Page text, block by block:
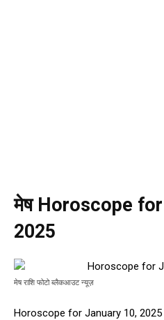
मेष Horoscope
2025
मेष राशि फोटो ब्लैकआउट न्यूज़
Horoscope for January 10,